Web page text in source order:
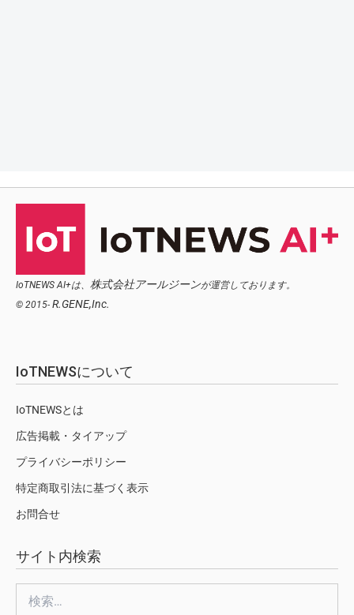
IoTNEWS AI+は、 株式会社アールジーンが運営しております。
© 2015- R.GENE,Inc.
IoTNEWSについて
IoTNEWSとは
広告掲載・タイアップ
プライバシーポリシー
特定商取引法に基づく表示
お問合せ
サイト内検索